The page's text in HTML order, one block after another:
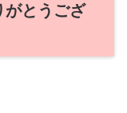
がとうござ